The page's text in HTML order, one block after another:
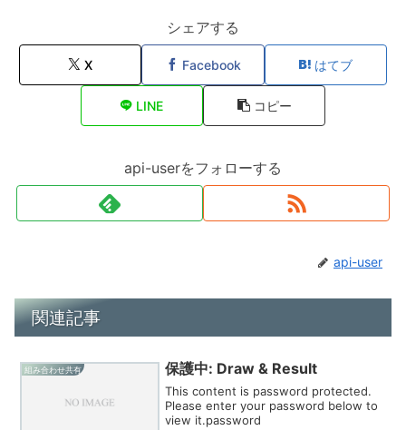
シェアする
X Facebook はてブ
LINE コピー
api-userをフォローする
api-user
関連記事
組み合わせ共有 保護中: Draw & Result
This content is password protected.
Please enter your password below to
view it.password